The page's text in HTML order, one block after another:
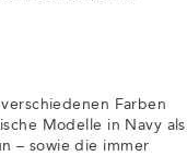
Farben
Modelle in Navy als
– sowie die immer